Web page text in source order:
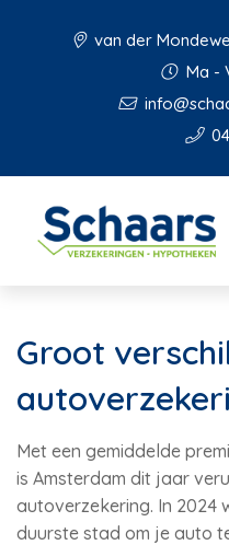
van der
Ma -
Groot
Met een gemiddelde
is Amsterdam dit jaar
autoverzekering. In 2024
duurste stad om je auto